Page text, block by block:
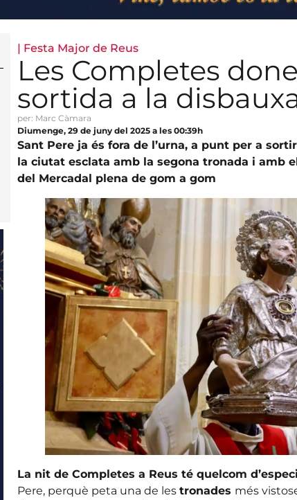
| Festa Major de Reus
Les Completes
sortida a la
per: Marc Càmara
Diumenge, 29 de juny del 2025 a les 00:39h
Sant Pere ja és fora de l’urna, a punt per a
la ciutat esclata amb la segona tronada i amb
del Mercadal plena de gom a gom
La nit de Completes a Reus té quelcom
Pere, perquè peta una de les tronades més